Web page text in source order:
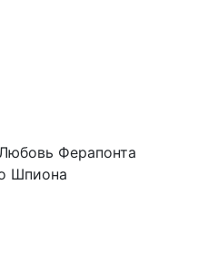
Ферапонта
Шпиона